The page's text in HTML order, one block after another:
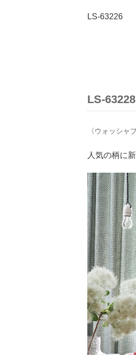
LS-
LS-
〈ウォッシャ
人気の柄に